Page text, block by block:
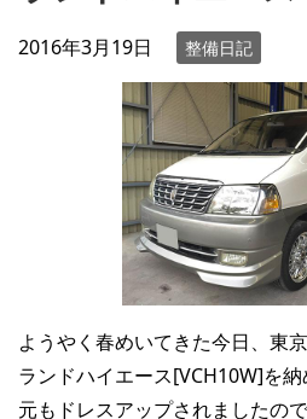
2016年3月19日 整備日記
ようやく春めいてきた今日、東
ランドハイエース[VCH10W]を
元もドレスアップされましたの